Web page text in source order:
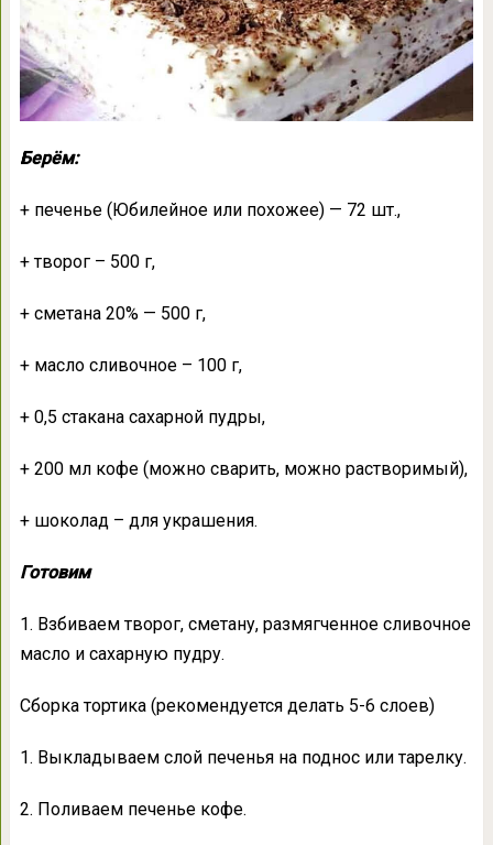
Берём:
+ печенье (Юбилейное или похожее) — 72 шт.,
+ творог – 500 г,
+ сметана 20% — 500 г,
+ масло сливочное – 100 г,
+ 0,5 стакана сахарной пудры,
+ 200 мл кофе (можно сварить, можно растворимый),
+ шоколад – для украшения.
Готовим
1. Взбиваем творог, сметану, размягченное сливочное
масло и сахарную пудру.
Сборка тортика (рекомендуется делать 5-6 слоев)
1. Выкладываем слой печенья на поднос или тарелку.
2. Поливаем печенье кофе.